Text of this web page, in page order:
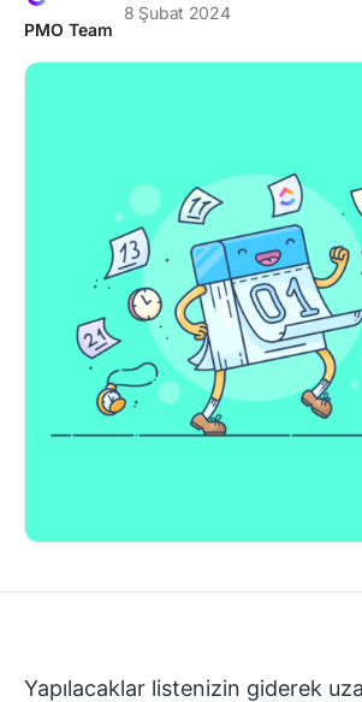
PMO Team
8 Şubat 2024
Yapılacaklar listenizin giderek